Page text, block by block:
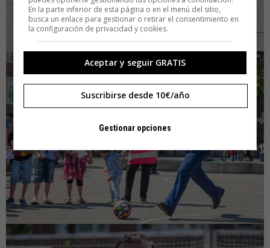
En la parte inferior de esta página o en el menú del sitio,
busca un enlace para gestionar o retirar el consentimiento en
la configuración de privacidad y cookies.
Aceptar y seguir GRATIS
Suscribirse desde 10€/año
Gestionar opciones